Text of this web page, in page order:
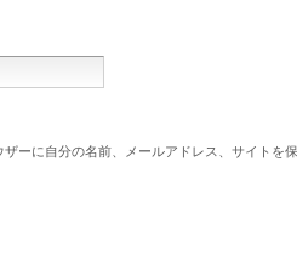
ーに自分の名前、メールアドレス、サイトを